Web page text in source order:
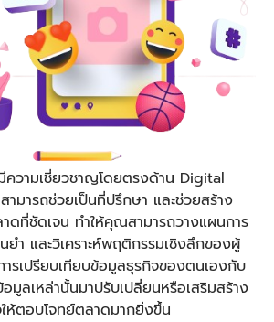
ความเชี่ยวชาญโดยตรงด้าน Digital
ามารถช่วยเป็นที่ปรึกษา และช่วยสร้าง
ดที่ชัดเจน ทำให้คุณสามารถวางแผนการ
ำ และวิเคราะห์พฤติกรรมเชิงลึกของผู้
รเปรียบเทียบข้อมูลธุรกิจของตนเองกับ
มูลเหล่านั้นมาปรับเปลี่ยนหรือเสริมสร้าง
ห้ตอบโจทย์ตลาดมากยิ่งขึ้น